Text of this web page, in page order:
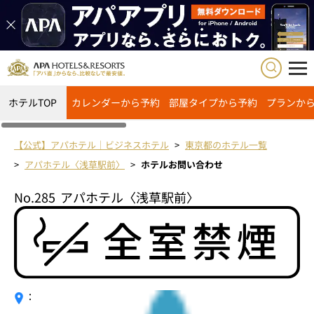
ホテルTOP カレンダーから予約 部屋タイプから予約 プランか
【公式】アパホテル｜ビジネスホテル
東京都のホテル一覧
アパホテル〈浅草駅前〉
ホテルお問い合わせ
No.285 アパホテル〈浅草駅前〉
：